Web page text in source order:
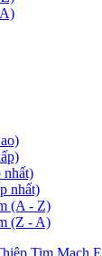
nhất)
nhất)
(A - Z)
(Z - A)